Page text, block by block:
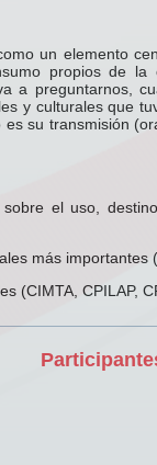
un elemento
propios de
a preguntarnos,
y culturales que
su transmisión
el uso,
más importantes
(CIMTA, CPILAP,